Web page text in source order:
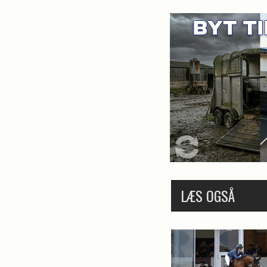
LÆS OGSÅ